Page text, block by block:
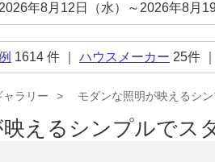
年8月12日（水）～2026年8月
1614 件 ｜ ハウスメーカー 25件
ラリー モダンな照明が映えるシ
えるシンプルでス